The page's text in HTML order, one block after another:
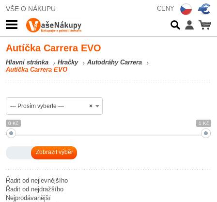
VŠE O NÁKUPU CENY
Autíčka Carrera EVO
Hlavní stránka Hračky
Autodráhy Carrera
Autíčka Carrera EVO
×
--- Prosím vyberte ---
0 Kč 1 Kč
Řadit od nejlevnějšího
Řadit od nejdražšího
Nejprodávanější